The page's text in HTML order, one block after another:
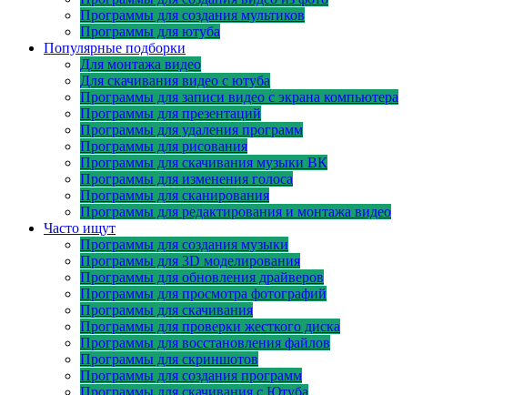
Программы для создания мультиков
Программы для ютуба
Популярные подборки
Для монтажа видео
Для скачивания видео с ютуба
Программы для записи видео с экрана компьютера
Программы для презентаций
Программы для удаления программ
Программы для рисования
Программы для скачивания музыки ВК
Программы для изменения голоса
Программы для сканирования
Программы для редактирования и монтажа видео
Часто ищут
Программы для создания музыки
Программы для 3D моделирования
Программы для обновления драйверов
Программы для просмотра фотографий
Программы для скачивания
Программы для проверки жесткого диска
Программы для восстановления файлов
Программы для скриншотов
Программы для создания программ
Программы для скачивания с Ютуба